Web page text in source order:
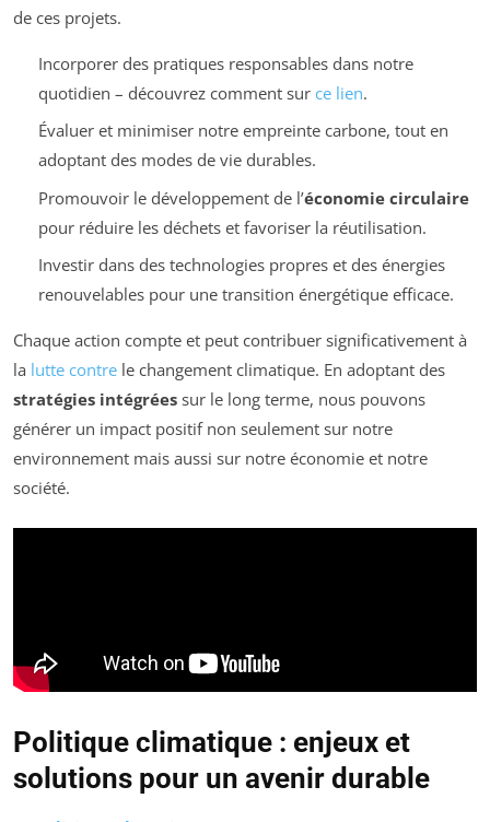
de ces projets.
Incorporer des pratiques responsables dans notre
quotidien – découvrez comment sur ce lien.
Évaluer et minimiser notre empreinte carbone, tout en
adoptant des modes de vie durables.
Promouvoir le développement de l’économie circulaire
pour réduire les déchets et favoriser la réutilisation.
Investir dans des technologies propres et des énergies
renouvelables pour une transition énergétique efficace.
Chaque action compte et peut contribuer significativement à
la lutte contre le changement climatique. En adoptant des
stratégies intégrées sur le long terme, nous pouvons
générer un impact positif non seulement sur notre
environnement mais aussi sur notre économie et notre
société.
Politique climatique : enjeux et
solutions pour un avenir durable